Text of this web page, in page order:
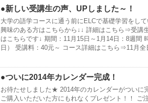
●新しい受講生の声、UPしました～！
大学の語学コースに通う前にELCで基礎学習をし
興味のある方はこちらから↓↓ 詳細はこちら⇒受講
はこちらです↓ 期間：11月15日～1月14日：8週間
日） 受講料：40元～ コース詳細はこちら⇒11月
●ついに2014年カレンダー完成！
お待たせしました★ 2014年のカレンダーがついに
ご購入いただいた方にもれなくプレゼント！！